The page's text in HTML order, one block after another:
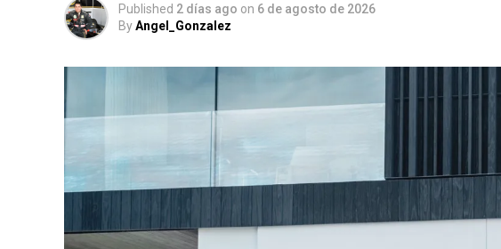
Published 2 días ago on 6 de agosto de 2026
ByAngel_Gonzalez